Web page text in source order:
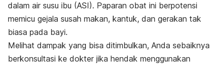
dalam air susu ibu (ASI). Paparan obat ini berpotensi
memicu gejala susah makan, kantuk, dan gerakan tak
biasa pada bayi.
Melihat dampak yang bisa ditimbulkan, Anda sebaiknya
berkonsultasi ke dokter jika hendak menggunakan